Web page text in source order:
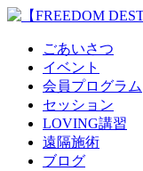
ごあいさつ
イベント
会員プログラム
セッション
LOVING講習
遠隔施術
ブログ